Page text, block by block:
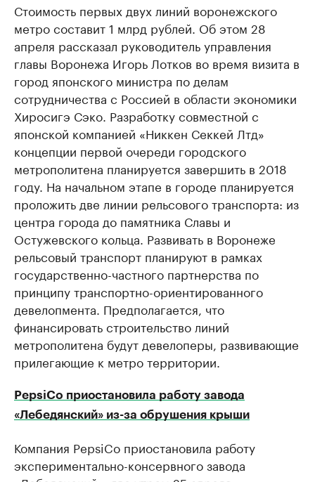
Стоимость первых двух линий воронежского
метро составит 1 млрд рублей. Об этом 28
апреля рассказал руководитель управления
главы Воронежа Игорь Лотков во время визита в
город японского министра по делам
сотрудничества с Россией в области экономики
Хиросигэ Сэко. Разработку совместной с
японской компанией «Никкен Секкей Лтд»
концепции первой очереди городского
метрополитена планируется завершить в 2018
году. На начальном этапе в городе планируется
проложить две линии рельсового транспорта: из
центра города до памятника Славы и
Остужевского кольца. Развивать в Воронеже
рельсовый транспорт планируют в рамках
государственно-частного партнерства по
принципу транспортно-ориентированного
девелопмента. Предполагается, что
финансировать строительство линий
метрополитена будут девелоперы, развивающие
прилегающие к метро территории.
PepsiCo приостановила работу завода
«Лебедянский» из-за обрушения крыши
Компания PepsiCo приостановила работу
экспериментально-консервного завода